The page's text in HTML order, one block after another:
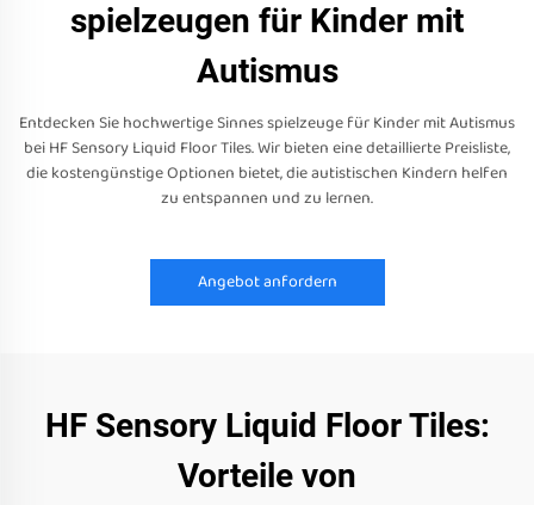
spielzeugen für Kinder mit
Autismus
Entdecken Sie hochwertige Sinnes spielzeuge für Kinder mit Autismus
bei HF Sensory Liquid Floor Tiles. Wir bieten eine detaillierte Preisliste,
die kostengünstige Optionen bietet, die autistischen Kindern helfen
zu entspannen und zu lernen.
Angebot anfordern
HF Sensory Liquid Floor Tiles:
Vorteile von